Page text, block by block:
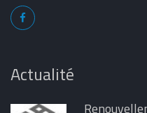
Actualité